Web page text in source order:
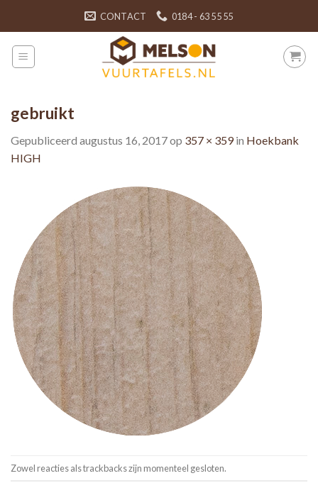
content
CONTACT 0184 - 63 55 55
gebruikt
Gepubliceerd augustus 16, 2017op 357 × 359in Hoekbank
HIGH
Zowel reacties als trackbacks zijn momenteel gesloten.